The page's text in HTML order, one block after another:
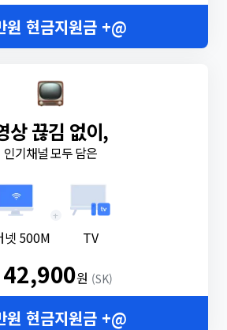
원 현금지원금 +@
상 끊김 없이,
인기채널 모두 담은
넷 500M
+
TV
42,900원 (SK)
원 현금지원금 +@